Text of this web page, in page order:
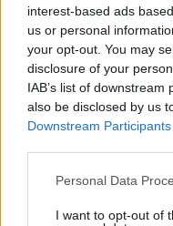
interest-based ads
us or personal
your opt-out. You may
disclosure of your
IAB’s list of
also be disclosed by us
Downstream Participants
Please note that this
not limited to your visit
Personal Data
I want to opt-out of
Η αποκαλυπτική
Αφγανού: Πώς
υποψιάστηκα ότι